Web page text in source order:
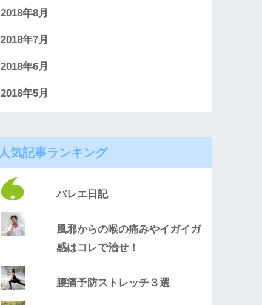
2018年8月
2018年7月
2018年6月
2018年5月
人気記事ランキング
バレエ日記
風邪からの喉の痛みやイガイガ
感はコレで治せ！
腰痛予防ストレッチ３選